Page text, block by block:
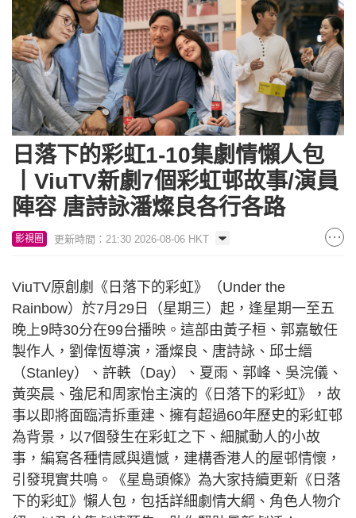
日落下的彩虹1-10集劇情懶人包
丨ViuTV新劇7個彩虹邨故事/演員
陣容 唐詩詠潘燦良各行各路
影視圈 更新時間：21:30 2026-08-06 HKT
ViuTV原創劇《日落下的彩虹》（Under the
Rainbow）於7月29日（星期三）起，逢星期一至五
晚上9時30分在99台播映。這部由黃子桓、郭嘉敏任
製作人，劉偉恆導演，潘燦良、唐詩詠、邱士縉
（Stanley）、許軼（Day）、夏雨、郭峰、吳浣儀、
黃奕晨、強尼和周家怡主演的《日落下的彩虹》，故
事以即將面臨清拆重建、擁有超過60年歷史的彩虹邨
為背景，以7個發生在彩虹之下、細膩動人的小故
事，編寫各種情感與遺憾，建構香港人的屋邨情懷，
引發現實共鳴。《星島頭條》為大家持續更新《日落
下的彩虹》懶人包，包括詳細劇情大綱、角色人物介